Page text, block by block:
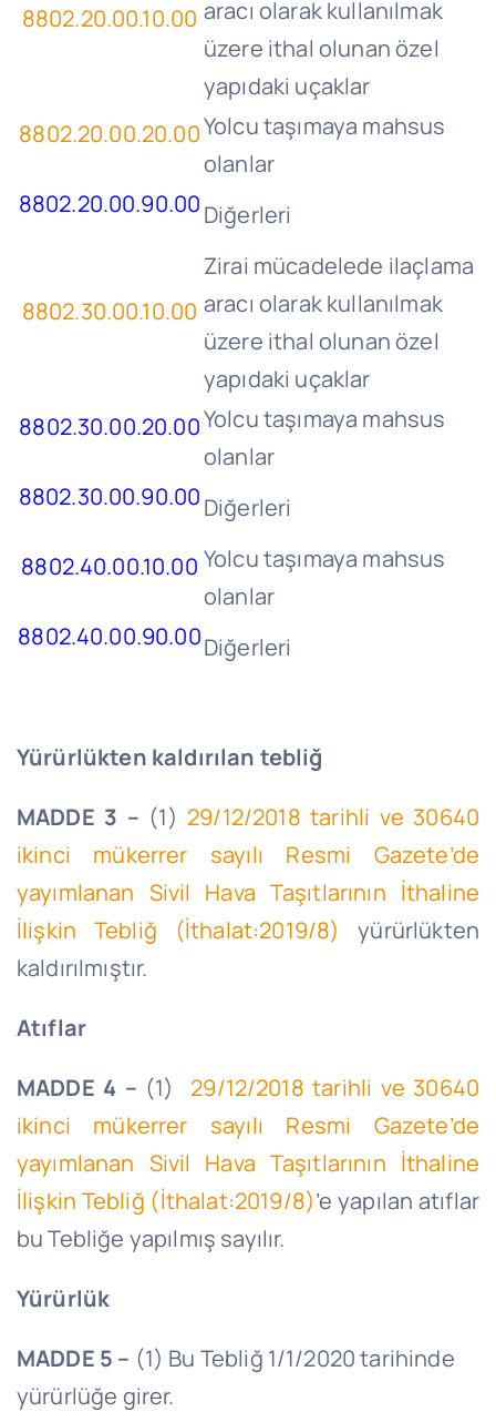
8802.20.00.10.00 aracı olarak kullanılmak
üzere ithal olunan özel
yapıdaki uçaklar
8802.20.00.20.00Yolcu taşımaya mahsus
olanlar
8802.20.00.90.00Diğerleri
8802.30.00.10.00
Zirai mücadelede ilaçlama
aracı olarak kullanılmak
üzere ithal olunan özel
yapıdaki uçaklar
8802.30.00.20.00Yolcu taşımaya mahsus
olanlar
8802.30.00.90.00Diğerleri
8802.40.00.10.00 Yolcu taşımaya mahsus
olanlar
8802.40.00.90.00Diğerleri
Yürürlükten kaldırılan tebliğ
MADDE 3 – (1) 29/12/2018 tarihli ve 30640
ikinci mükerrer sayılı Resmi Gazete’de
yayımlanan Sivil Hava Taşıtlarının İthaline
İlişkin Tebliğ (İthalat:2019/8)
yürürlükten
kaldırılmıştır.
Atıflar
MADDE 4 – (1) 29/12/2018 tarihli ve 30640
ikinci mükerrer sayılı Resmi Gazete’de
yayımlanan Sivil Hava Taşıtlarının İthaline
İlişkin Tebliğ (İthalat:2019/8)’e yapılan atıflar
bu Tebliğe yapılmış sayılır.
Yürürlük
MADDE 5 – (1) Bu Tebliğ 1/1/2020tarihinde
yürürlüğe girer.